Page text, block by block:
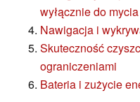
wyłącznie do
Nawigacja i
Skuteczność
ograniczeniami
Bateria i zużycie